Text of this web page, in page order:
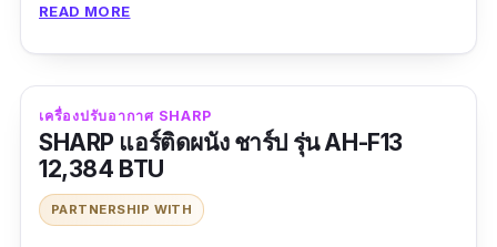
คุณภาพแอร์ เย็นดีโอเคเลยค่ะ เสียงไม่ดังด้วย
ดีไซน์สวยตามภาพเลยค่ะ
ข้อดี
แผ่นฟอกอากาศเคลือบสารสกัดจากชาเขียว
READ MORE
เครื่องปรับอากาศ SHARP
SHARP แอร์ติดผนัง ชาร์ป รุ่น AH-F13
12,384 BTU
PARTNERSHIP WITH